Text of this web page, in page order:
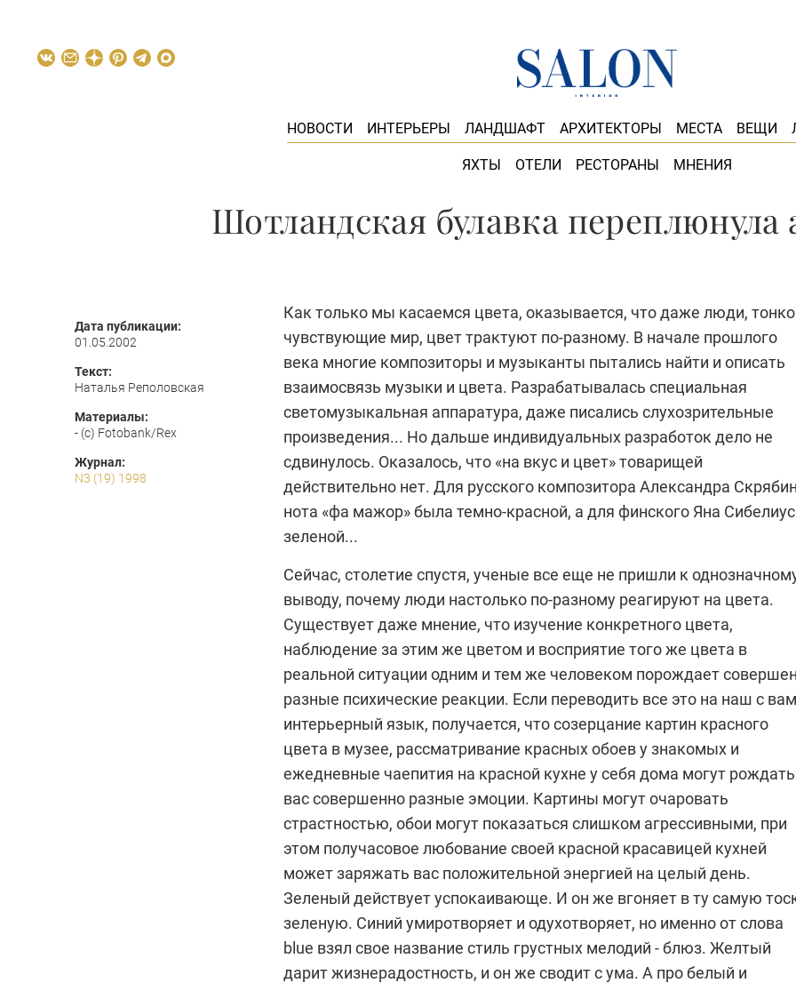
НОВОСТИ ИНТЕРЬЕРЫ ЛАНДШАФТ АРХИТЕКТОРЫ МЕСТА ВЕЩИ
ЯХТЫ ОТЕЛИ РЕСТОРАНЫ МНЕНИЯ
Шотландская булавка переплюнула
Дата публикации:
01.05.2002
Текст:
Наталья Реполовская
Материалы:
- (c) Fotobank/Rex
Журнал:
N3 (19) 1998
Как только мы касаемся цвета, оказывается, что даже люди, тонко
чувствующие мир, цвет трактуют по-разному. В начале прошлого
века многие композиторы и музыканты пытались найти и описать
взаимосвязь музыки и цвета. Разрабатывалась специальная
светомузыкальная аппаратура, даже писались слухозрительные
произведения... Но дальше индивидуальных разработок дело не
сдвинулось. Оказалось, что «на вкус и цвет» товарищей
действительно нет. Для русского композитора Александра
нота «фа мажор» была темно-красной, а для финского Яна
зеленой...
Сейчас, столетие спустя, ученые все еще не пришли к
выводу, почему люди настолько по-разному реагируют на цвета.
Существует даже мнение, что изучение конкретного цвета,
наблюдение за этим же цветом и восприятие того же цвета в
реальной ситуации одним и тем же человеком порождает
разные психические реакции. Если переводить все это на наш с
интерьерный язык, получается, что созерцание картин красного
цвета в музее, рассматривание красных обоев у знакомых и
ежедневные чаепития на красной кухне у себя дома могут
вас совершенно разные эмоции. Картины могут очаровать
страстностью, обои могут показаться слишком агрессивными, при
этом получасовое любование своей красной красавицей кухней
может заряжать вас положительной энергией на целый день.
Зеленый действует успокаивающе. И он же вгоняет в ту самую
зеленую. Синий умиротворяет и одухотворяет, но именно от слова
blue взял свое название стиль грустных мелодий - блюз. Желтый
дарит жизнерадостность, и он же сводит с ума. А про белый и